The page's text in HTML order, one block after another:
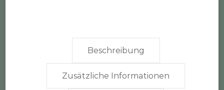
Beschreibung
Zusätzliche Informationen